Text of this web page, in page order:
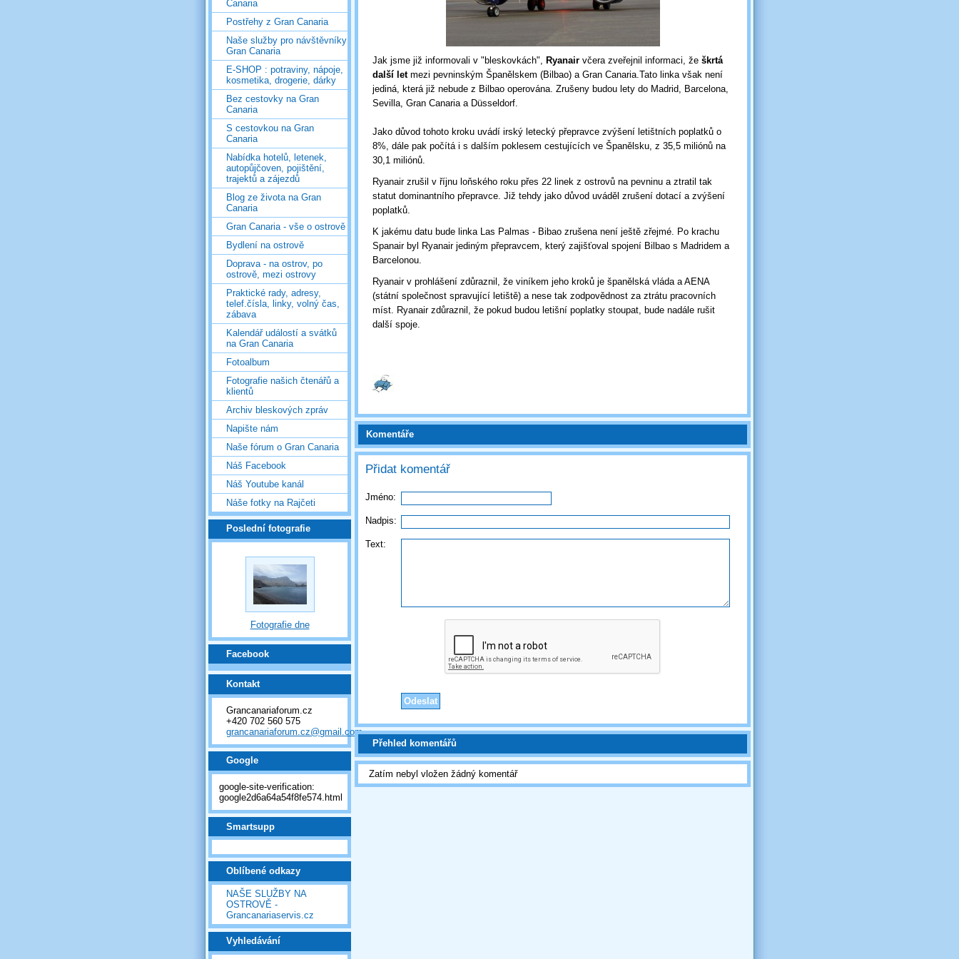
Canaria
Postřehy z Gran Canaria
Naše služby pro návštěvníky
Gran Canaria
E-SHOP : potraviny, nápoje,
kosmetika, drogerie, dárky
Bez cestovky na Gran
Canaria
S cestovkou na Gran
Canaria
Nabídka hotelů, letenek,
autopůjčoven, pojištění,
trajektů a zájezdů
Blog ze života na Gran
Canaria
Gran Canaria - vše o ostrově
Bydlení na ostrově
Doprava - na ostrov, po
ostrově, mezi ostrovy
Praktické rady, adresy,
telef.čísla, linky, volný čas,
zábava
Kalendář událostí a svátků
na Gran Canaria
Fotoalbum
Fotografie našich čtenářů a
klientů
Archiv bleskových zpráv
Napište nám
Naše fórum o Gran Canaria
Náš Facebook
Náš Youtube kanál
Náše fotky na Rajčeti
Poslední fotografie
Fotografie dne
Facebook
Kontakt
Grancanariaforum.cz
+420 702 560 575
grancanariaforum.cz@gmail.com
Google
google-site-verification:
google2d6a64a54f8fe574.html
Smartsupp
Oblíbené odkazy
NAŠE SLUŽBY NA
OSTROVĚ -
Grancanariaservis.cz
Vyhledávání
Jak jsme již informovali v "bleskovkách", Ryanair včera zveřejnil informaci, že škrtá
další letmezi pevninským Španělskem (Bilbao) a Gran Canaria.Tato linka však není
jediná, která již nebude z Bilbao operována. Zrušeny budou lety do Madrid, Barcelona,
Sevilla, Gran Canaria a Düsseldorf.
Jako důvod tohoto kroku uvádí irský letecký přepravce zvýšení letištních poplatků o
8%, dále pak počítá i s dalším poklesem cestujících ve Španělsku, z 35,5 miliónů na
30,1 miliónů.
Ryanair zrušil v říjnu loňského roku přes 22 linek z ostrovů na pevninu a ztratil tak
statut dominantního přepravce. Již tehdy jako důvod uváděl zrušení dotací a zvýšení
poplatků.
K jakému datu bude linka Las Palmas - Bibao zrušena není ještě zřejmé. Po krachu
Spanair byl Ryanair jediným přepravcem, který zajišťoval spojení Bilbao s Madridem a
Barcelonou.
Ryanair v prohlášení zdůraznil, že viníkem jeho kroků je španělská vláda a AENA
(státní společnost spravující letiště) a nese tak zodpovědnost za ztrátu pracovních
míst. Ryanair zdůraznil, že pokud budou letišní poplatky stoupat, bude nadále rušit
další spoje.
Komentáře
Přidat komentář
Jméno:
Nadpis:
Text:
Přehled komentářů
Zatím nebyl vložen žádný komentář